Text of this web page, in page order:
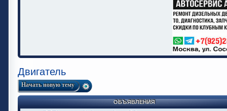
Двигатель
Начать новую тему
ОБЪЯВЛЕНИЯ